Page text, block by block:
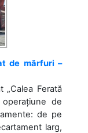
de mărfuri –
„Calea Ferată
de
de pe
larg,